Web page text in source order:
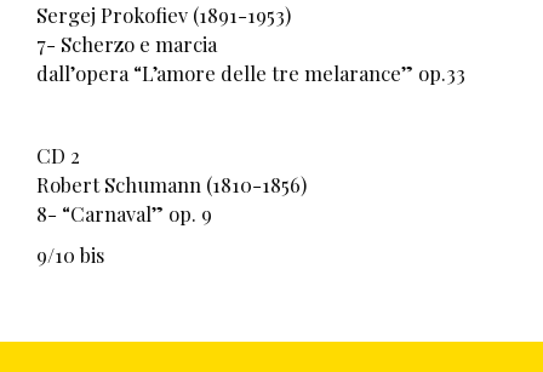
Sergej Prokofiev (1891-1953)
7- Scherzo e marcia
dall’opera “L’amore delle tre melarance” op.33
CD 2
Robert Schumann (1810-1856)
8- “Carnaval” op. 9
9/10 bis